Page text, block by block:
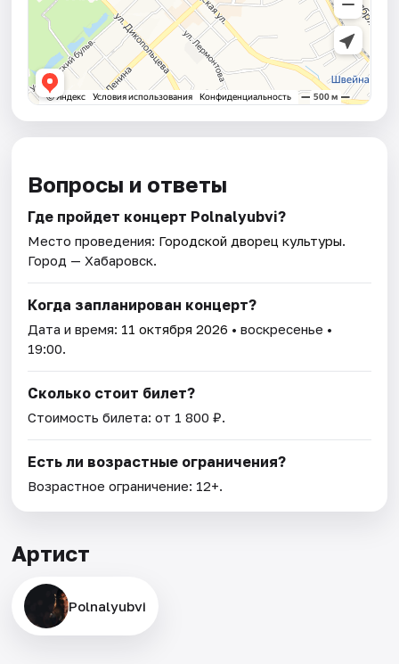
Вопросы и ответы
Где пройдет концерт Polnalyubvi?
Место проведения: Городской дворец культуры.
Город — Хабаровск.
Когда запланирован концерт?
Дата и время: 11 октября 2026 • воскресенье •
19:00.
Сколько стоит билет?
Стоимость билета: от 1 800 ₽.
Есть ли возрастные ограничения?
Возрастное ограничение: 12+.
Артист
Polnalyubvi